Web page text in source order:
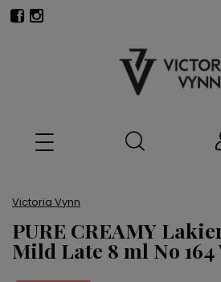
Victoria Vynn
PURE CREAMY
Mild Late 8 ml No